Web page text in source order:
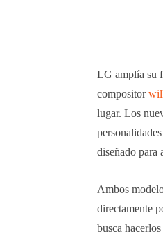
LG amplía su
compositor
lugar. Los
diseñado para
Ambos
directamente
busca